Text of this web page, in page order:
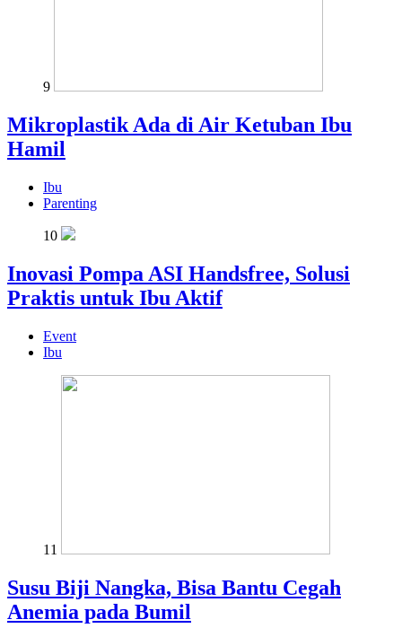
9
Mikroplastik Ada di Air Ketuban Ibu
Hamil
Ibu
Parenting
10
Inovasi Pompa ASI Handsfree, Solusi
Praktis untuk Ibu Aktif
Event
Ibu
11
Susu Biji Nangka, Bisa Bantu Cegah
Anemia pada Bumil